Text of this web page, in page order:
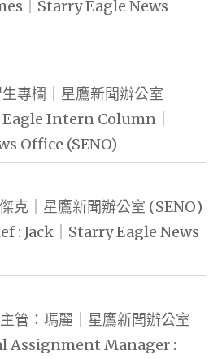
｜Starry Eagle News
專欄｜星鷹新聞辦公室
Intern Column｜
Office (SENO)
克｜星鷹新聞辦公室 (SENO)
: Jack｜Starry Eagle News
管：瑪麗｜星鷹新聞辦公室
Assignment Manager :